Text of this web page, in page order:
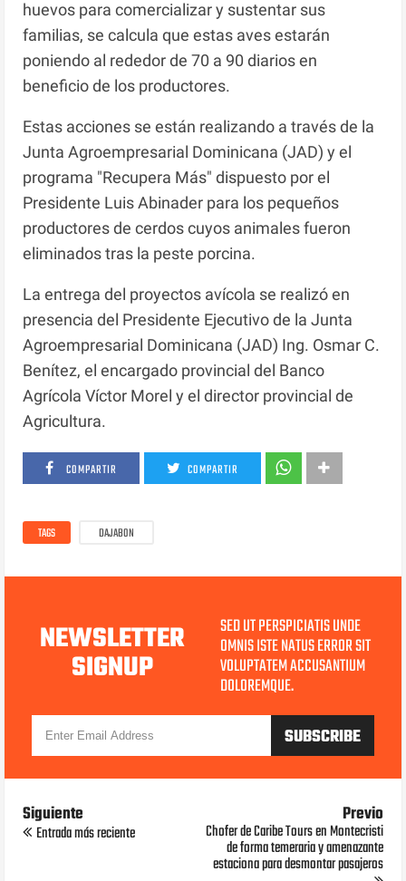
huevos para comercializar y sustentar sus
familias, se calcula que estas aves estarán
poniendo al rededor de 70 a 90 diarios en
beneficio de los productores.
Estas acciones se están realizando a través de la
Junta Agroempresarial Dominicana (JAD) y el
programa "Recupera Más" dispuesto por el
Presidente Luis Abinader para los pequeños
productores de cerdos cuyos animales fueron
eliminados tras la peste porcina.
La entrega del proyectos avícola se realizó en
presencia del Presidente Ejecutivo de la Junta
Agroempresarial Dominicana (JAD) Ing. Osmar C.
Benítez, el encargado provincial del Banco
Agrícola Víctor Morel y el director provincial de
Agricultura.
COMPARTIR COMPARTIR
TAGS DAJABON
NEWSLETTER
SIGNUP
SED UT PERSPICIATIS UNDE
OMNIS ISTE NATUS ERROR SIT
VOLUPTATEM ACCUSANTIUM
DOLOREMQUE.
Siguiente
Entrada más reciente
Previo
Chofer de Caribe Tours en Montecristi
de forma temeraria y amenazante
estaciona para desmontar pasajeros